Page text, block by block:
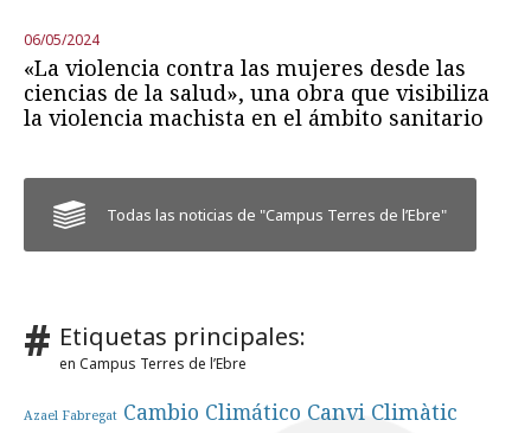
06/05/2024
«La violencia contra las mujeres desde las
ciencias de la salud», una obra que visibiliza
la violencia machista en el ámbito sanitario
Todas las noticias de "Campus Terres de l’Ebre"
Etiquetas principales:
en Campus Terres de l’Ebre
Azael Fabregat Cambio Climático Canvi Climàtic